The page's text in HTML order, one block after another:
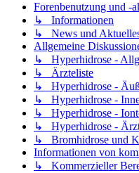
Forenbenutzung und -
↳ Informationen
↳ News und
Allgemeine
↳ Hyperhidrose -
↳ Ärzteliste
↳ Hyperhidrose -
↳ Hyperhidrose -
↳ Hyperhidrose -
↳ Hyperhidrose -
↳ Bromhidrose und
Informationen von
↳ Kommerzieller